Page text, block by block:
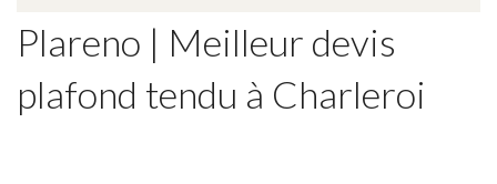
Plareno | Meilleur devis
plafond tendu à Charleroi